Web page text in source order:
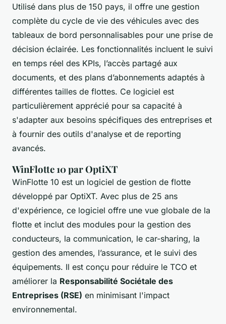
Utilisé dans plus de 150 pays, il offre une gestion
complète du cycle de vie des véhicules avec des
tableaux de bord personnalisables pour une prise de
décision éclairée. Les fonctionnalités incluent le suivi
en temps réel des KPIs, l’accès partagé aux
documents, et des plans d’abonnements adaptés à
différentes tailles de flottes. Ce logiciel est
particulièrement apprécié pour sa capacité à
s'adapter aux besoins spécifiques des entreprises et
à fournir des outils d'analyse et de reporting
avancés.
WinFlotte 10 par OptiXT
WinFlotte 10 est un logiciel de gestion de flotte
développé par OptiXT. Avec plus de 25 ans
d'expérience, ce logiciel offre une vue globale de la
flotte et inclut des modules pour la gestion des
conducteurs, la communication, le car-sharing, la
gestion des amendes, l’assurance, et le suivi des
équipements. Il est conçu pour réduire le TCO et
améliorer la Responsabilité Sociétale des
Entreprises (RSE) en minimisant l'impact
environnemental.